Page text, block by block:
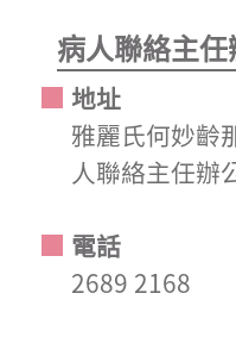
病人聯絡主
地址
雅麗氏何妙齡
人聯絡主任辦
電話
2689 2168